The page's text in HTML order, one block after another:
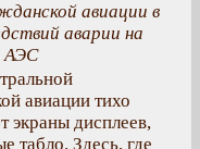
авиации в
аварии на
АЭС
авиации тихо
экраны дисплеев,
табло. Здесь, где